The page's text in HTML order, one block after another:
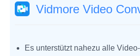
Vidmore Video
Es unterstützt nahezu alle